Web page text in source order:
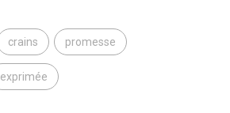
crains promesse
exprimée